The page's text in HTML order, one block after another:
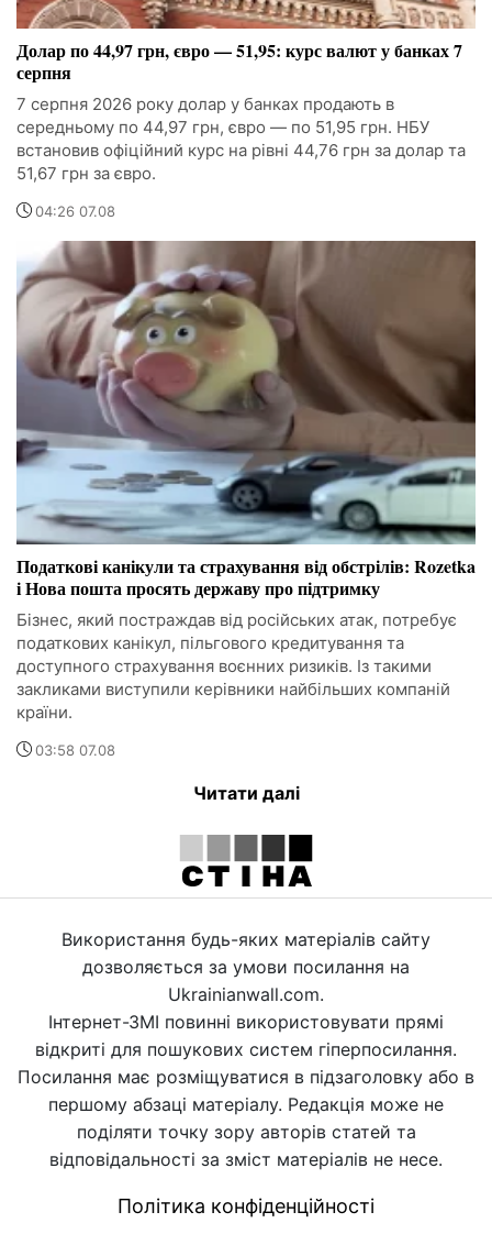
Долар по 44,97 грн, євро — 51,95: курс валют у банках 7
серпня
7 серпня 2026 року долар у банках продають в
середньому по 44,97 грн, євро — по 51,95 грн. НБУ
встановив офіційний курс на рівні 44,76 грн за долар та
51,67 грн за євро.
04:26 07.08
Податкові канікули та страхування від обстрілів: Rozetka
і Нова пошта просять державу про підтримку
Бізнес, який постраждав від російських атак, потребує
податкових канікул, пільгового кредитування та
доступного страхування воєнних ризиків. Із такими
закликами виступили керівники найбільших компаній
країни.
03:58 07.08
Читати далі
Використання будь-яких матеріалів сайту
дозволяється за умови посилання на
Ukrainianwall.com.
Інтернет-ЗМІ повинні використовувати прямі
відкриті для пошукових систем гіперпосилання.
Посилання має розміщуватися в підзаголовку або в
першому абзаці матеріалу. Редакція може не
поділяти точку зору авторів статей та
відповідальності за зміст матеріалів не несе.
Політика конфіденційності